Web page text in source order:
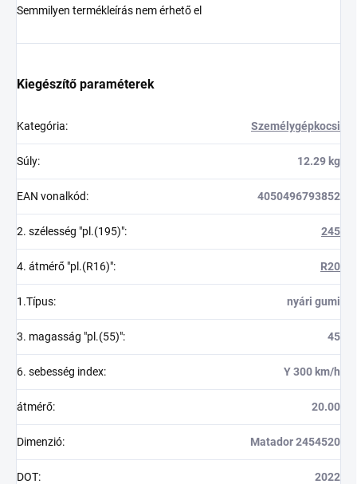
Semmilyen termékleírás nem érhető el
Kiegészítő paraméterek
Kategória: Személygépkocsi
Súly: 12.29 kg
EAN vonalkód: 4050496793852
2. szélesség "pl.(195)": 245
4. átmérő "pl.(R16)": R20
1.Típus: nyári gumi
3. magasság "pl.(55)": 45
6. sebesség index: Y 300 km/h
átmérő: 20.00
Dimenzió: Matador 2454520
DOT: 2022